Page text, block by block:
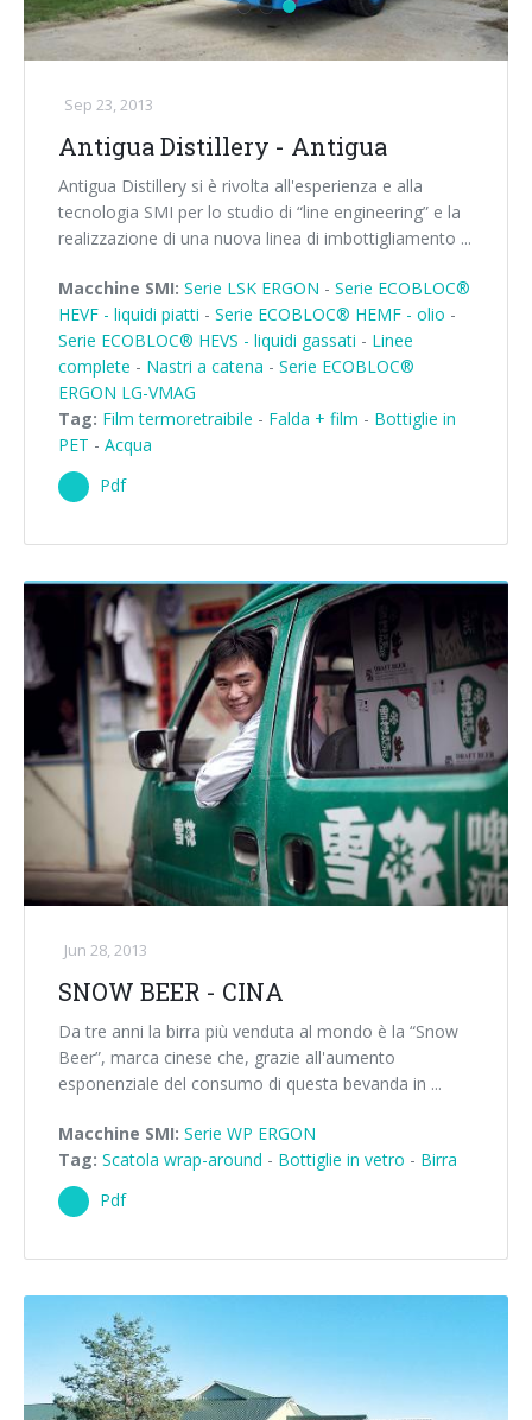
Sep 23, 2013
Antigua Distillery - Antigua
Antigua Distillery si è rivolta all'esperienza e alla
tecnologia SMI per lo studio di “line engineering” e la
realizzazione di una nuova linea di imbottigliamento ...
Macchine SMI: Serie LSK ERGON - Serie ECOBLOC®
HEVF - liquidi piatti - Serie ECOBLOC® HEMF - olio -
Serie ECOBLOC® HEVS - liquidi gassati - Linee
complete - Nastri a catena - Serie ECOBLOC®
ERGON LG-VMAG
Tag: Film termoretraibile - Falda + film - Bottiglie in
PET - Acqua
Pdf
Jun 28, 2013
SNOW BEER - CINA
Da tre anni la birra più venduta al mondo è la “Snow
Beer”, marca cinese che, grazie all'aumento
esponenziale del consumo di questa bevanda in ...
Macchine SMI: Serie WP ERGON
Tag: Scatola wrap-around - Bottiglie in vetro - Birra
Pdf